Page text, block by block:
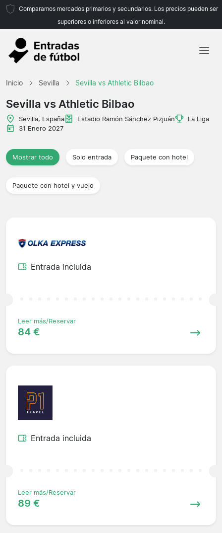
Comparamos mercados primarios y secundarios. Los precios pueden ser
superiores o inferiores al valor nominal.
Inicio Sevilla Sevilla vs Athletic Bilbao
Sevilla vs Athletic Bilbao
Sevilla, España Estadio Ramón Sánchez Pizjuán
La Liga
31 Enero 2027
Mostrar todo Solo entrada Paquete con hotel
Paquete con hotel y vuelo
Entrada incluida
Leer más/Reservar
84 €
Entrada incluida
Leer más/Reservar
89 €